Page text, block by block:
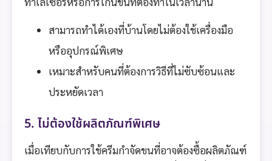
สามารถทำได้เองที่บ้านโดยไม่ต้องใช้เครื่องมือ
หรืออุปกรณ์พิเศษ
เหมาะสำหรับคนที่ต้องการวิธีที่ไม่ซับซ้อนและ
ประหยัดเวลา
5. ไม่ต้องใช้ผลิตภัณฑ์พิเศษ
เมื่อเทียบกับการใช้ครีมกำจัดขนที่อาจต้องซื้อผลิตภัณฑ์